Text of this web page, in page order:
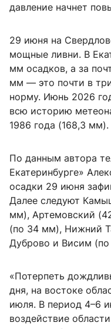
давление начнет
29 июня на
мощные ливни. В
мм осадков, а за
мм — это почти в
норму. Июнь 2026
всю историю
1986 года (168,3 мм).
По данным автора
Екатеринбурге»
осадки 29 июня
Далее следуют
мм), Артемовский
(по 34 мм), Нижний
Дуброво и Висим
«Потерпеть
дня, на востоке
июля. В период 4–6
воздействие